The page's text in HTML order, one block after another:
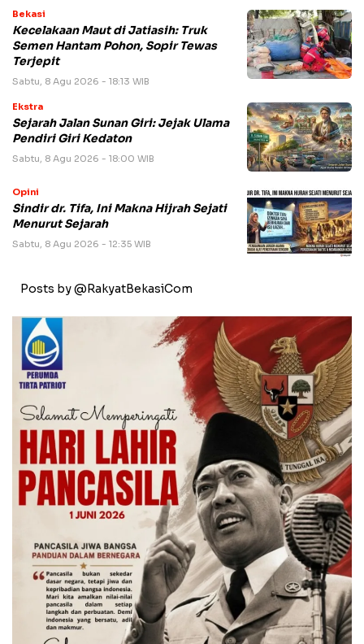
Bekasi
Kecelakaan Maut di Jatiasih: Truk
Semen Hantam Pohon, Sopir Tewas
Terjepit
Sabtu, 8 Agu 2026 - 18:13 WIB
Ekstra
Sejarah Jalan Sunan Giri: Jejak Ulama
Pendiri Giri Kedaton
Sabtu, 8 Agu 2026 - 18:00 WIB
Opini
Sindir dr. Tifa, Ini Makna Hijrah Sejati
Menurut Sejarah
Sabtu, 8 Agu 2026 - 12:35 WIB
Posts by @RakyatBekasiCom